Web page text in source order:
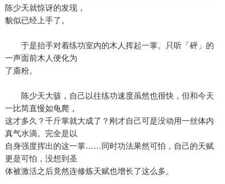
陈少天就惊讶的发现，
貌似已经上手了。
于是抬手对着练功室内的木人挥起一掌。只听「砰」的
一声面前木人便化为
了齑粉。
陈少天大骇，自己以往练功速度虽然也很快，但和今天
一比简直慢如龟爬，
这才多久？千斤掌就大成了？刚才自己可是没动用一丝体内
真气水滴。完全是以
自身强度挥出的这一掌……同时功法果然可怕，自己的天赋
更是可怕，没想到圣
体被激活之后竟然连修炼天赋也增长了这么多。